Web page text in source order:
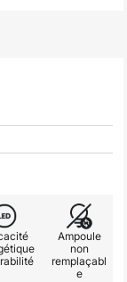
Ampoule
non
remplaçabl
e